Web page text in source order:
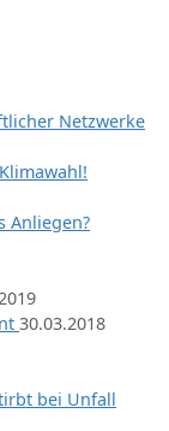
Netzwerke
Anliegen?
30.03.2018
bei Unfall